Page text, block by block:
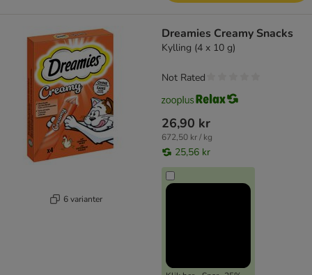
6 varianter
Dreamies Creamy Snacks
Kylling (4 x 10 g)
26,90 kr
672,50 kr / kg
25,56 kr
Not Rated